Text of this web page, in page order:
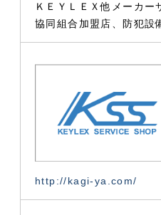
ＫＥＹＬＥＸ他メーカ
協同組合加盟店、防犯設
http://kagi-ya.com/